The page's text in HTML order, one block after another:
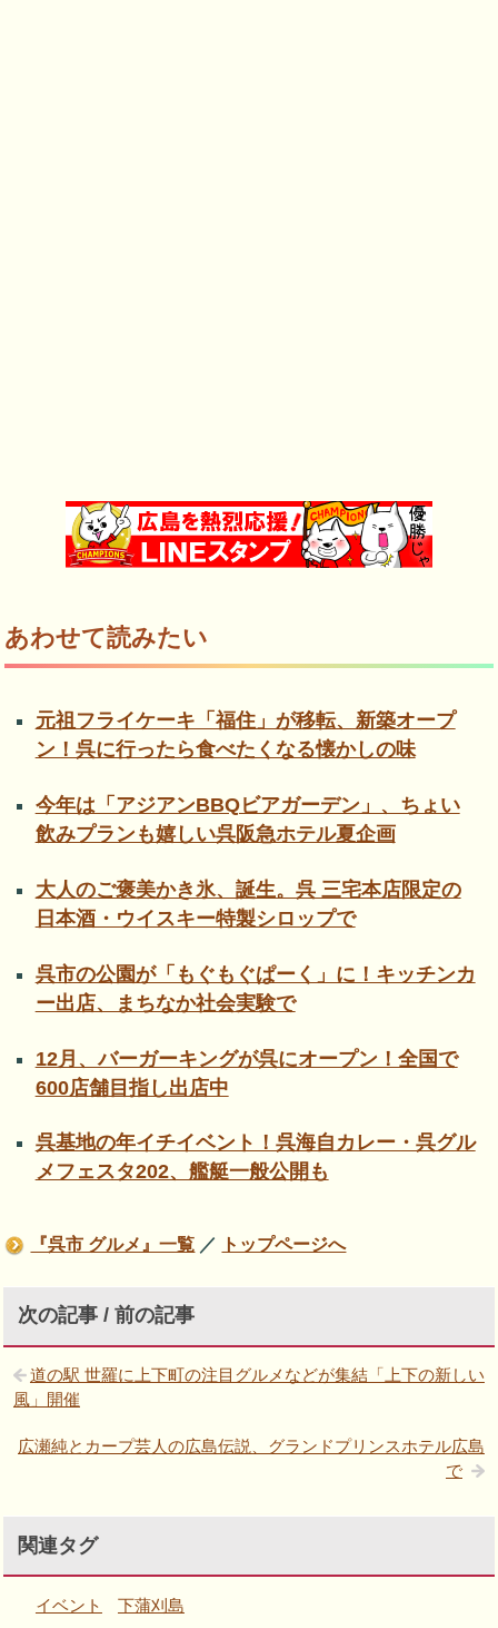
あわせて読みたい
元祖フライケーキ「福住」が移転、新築オープ
ン！呉に行ったら食べたくなる懐かしの味
今年は「アジアンBBQビアガーデン」、ちょい
飲みプランも嬉しい呉阪急ホテル夏企画
大人のご褒美かき氷、誕生。呉 三宅本店限定の
日本酒・ウイスキー特製シロップで
呉市の公園が「もぐもぐぱーく」に！キッチンカ
ー出店、まちなか社会実験で
12月、バーガーキングが呉にオープン！全国で
600店舗目指し出店中
呉基地の年イチイベント！呉海自カレー・呉グル
メフェスタ202、艦艇一般公開も
『呉市 グルメ』一覧 ／ トップページへ
次の記事 / 前の記事
道の駅 世羅に上下町の注目グルメなどが集結「上下の新しい
風」開催
広瀬純とカープ芸人の広島伝説、グランドプリンスホテル広島
で
関連タグ
イベント 下蒲刈島